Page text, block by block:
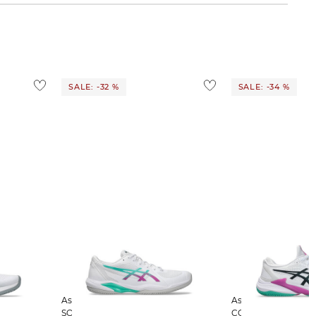
SALE: -32 %
Asics | Herren Tennisschuhe Sand
SOLUTION SWIFT FF 2 CLAY
SALE: -34 %
Asics | Herren Tennisschuhe Sand
COURT FF 3 CLAY